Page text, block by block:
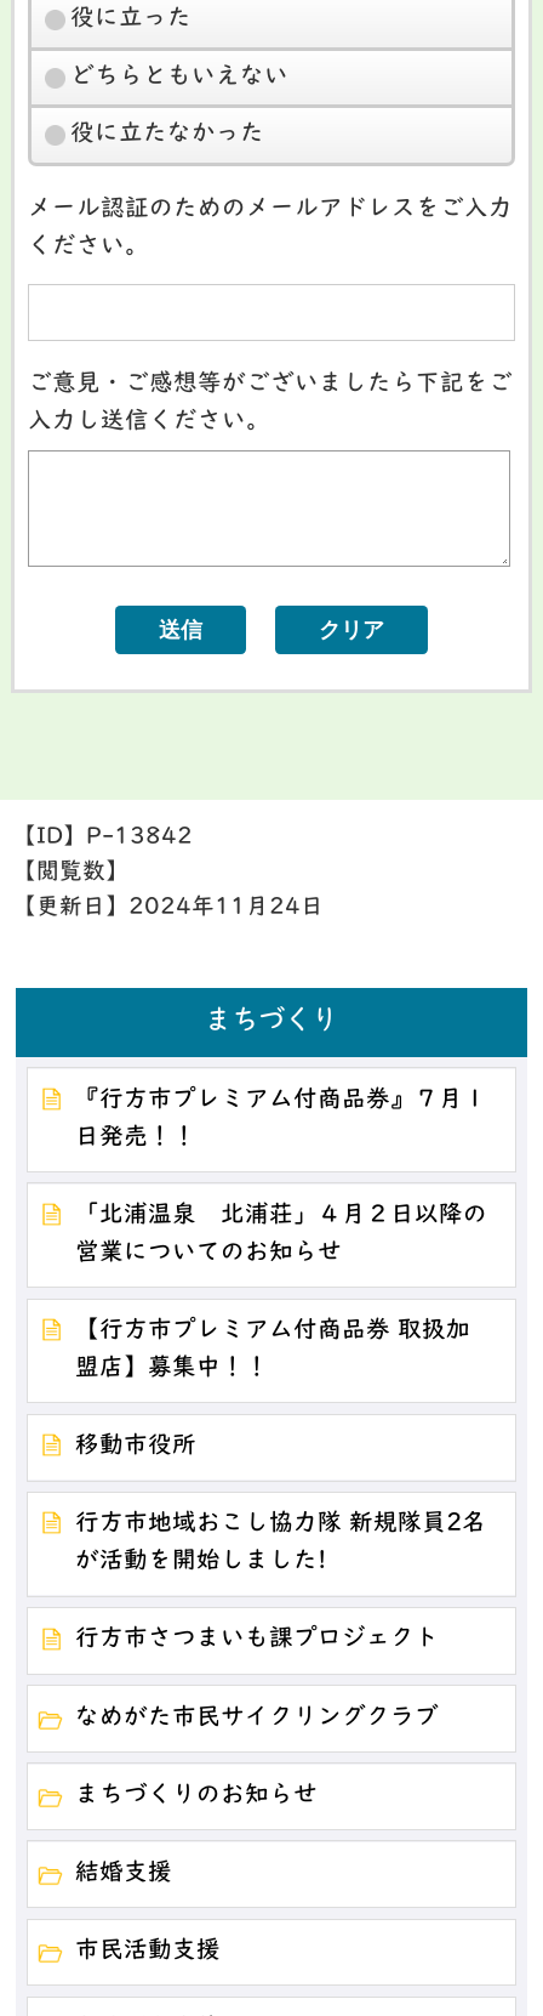
役に立った
どちらともいえない
役に立たなかった
メール認証のためのメールアドレスをご入力
ください。
ご意見・ご感想等がございましたら下記をご
入力し送信ください。
【ID】 P-13842
【閲覧数】
【更新日】 2024年11月24日
まちづくり
『行方市プレミアム付商品券』７月１
日発売！！
「北浦温泉 北浦荘」４月２日以降の
営業についてのお知らせ
【行方市プレミアム付商品券 取扱加
盟店】募集中！！
移動市役所
行方市地域おこし協力隊 新規隊員2名
が活動を開始しました!
行方市さつまいも課プロジェクト
なめがた市民サイクリングクラブ
まちづくりのお知らせ
結婚支援
市民活動支援